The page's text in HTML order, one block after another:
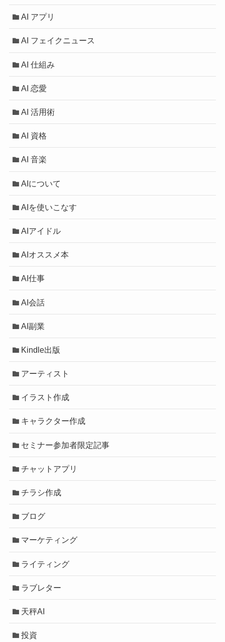
AI アプリ
AI フェイクニュース
AI 仕組み
AI 恋愛
AI 活用術
AI 資格
AI 音楽
AIについて
AIを使いこなす
AIアイドル
AIオススメ本
AI仕事
AI会話
AI副業
Kindle出版
アーティスト
イラスト作成
キャラクター作成
セミナー参加者限定記事
チャットアプリ
チラシ作成
ブログ
マーケティング
ライティング
ラブレター
天秤AI
投資